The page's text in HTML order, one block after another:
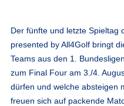
Der fünfte und letzte Spieltag
presented by All4Golf bringt
Teams aus den 1.
zum Final Four am 3./4.
dürfen und welche absteigen
freuen sich auf packende